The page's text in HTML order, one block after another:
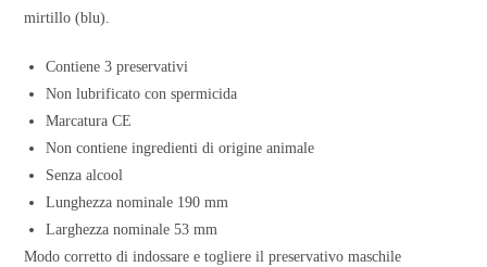
mirtillo (blu).
Contiene 3 preservativi
Non lubrificato con spermicida
Marcatura CE
Non contiene ingredienti di origine animale
Senza alcool
Lunghezza nominale 190 mm
Larghezza nominale 53 mm
Modo corretto di indossare e togliere il preservativo maschile